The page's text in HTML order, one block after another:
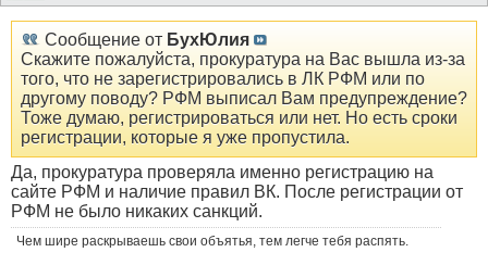
Сообщение от БухЮлия
Скажите пожалуйста, прокуратура на Вас вышла из-за
того, что не зарегистрировались в ЛК РФМ или по
другому поводу? РФМ выписал Вам предупреждение?
Тоже думаю, регистрироваться или нет. Но есть сроки
регистрации, которые я уже пропустила.
Да, прокуратура проверяла именно регистрацию на
сайте РФМ и наличие правил ВК. После регистрации от
РФМ не было никаких санкций.
Чем шире раскрываешь свои объятья, тем легче тебя распять.